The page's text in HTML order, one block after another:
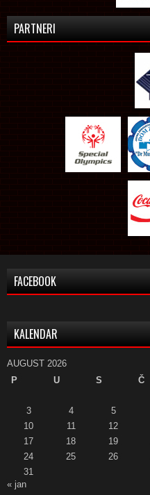
PARTNERI
FACEBOOK
KALENDAR
AUGUST 2026
P
U S Č
3
4 5
10
11 12
17
18 19
24
25 26
31
« jan